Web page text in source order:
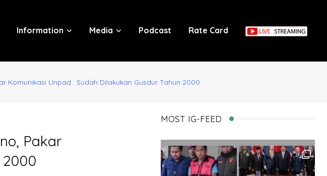
Information Media Podcast Rate Card
Komunikasi Unpad : Sudah Dilakukan Gusdur Tahun 2000
Pakar
2000
MOST IG-FEED